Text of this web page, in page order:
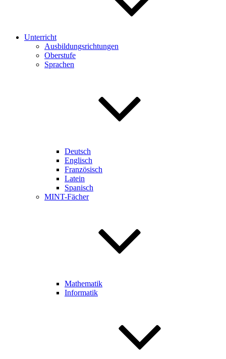
Unterricht
Ausbildungsrichtungen
Oberstufe
Sprachen
Deutsch
Englisch
Französisch
Latein
Spanisch
MINT-Fächer
Mathematik
Informatik